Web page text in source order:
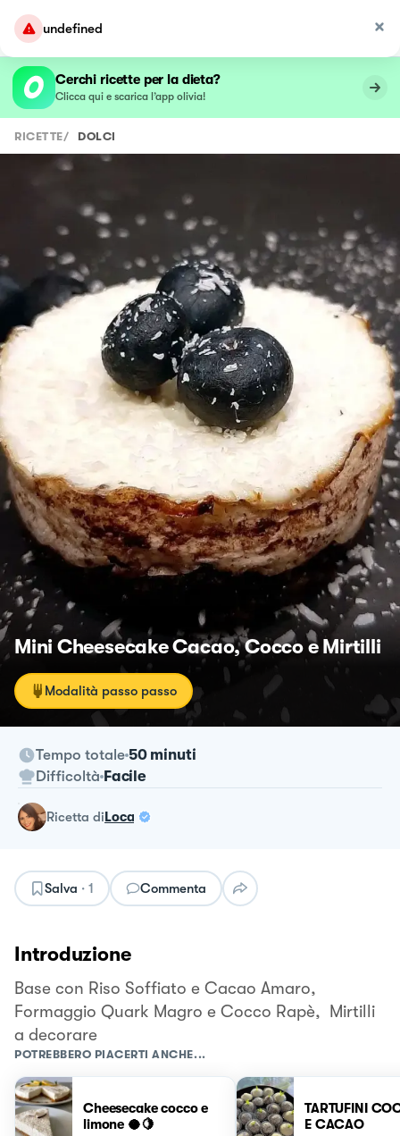
undefined
Cerchi ricette per la dieta?
Clicca qui e scarica l’app olivia!
RICETTE/ DOLCI
Mini Cheesecake Cacao, Cocco e Mirtilli
Modalità passo passo
Tempo totale 50 minuti
Difficoltà Facile
ricetta diLoca
Salva · 1 Commenta
Introduzione
Base con Riso Soffiato e Cacao Amaro,
Formaggio Quark Magro e Cocco Rapè, Mirtilli
a decorare
POTREBBERO PIACERTI ANCHE...
Cheesecake cocco e
limone 🥥🍋
TARTUFINI
E CACAO